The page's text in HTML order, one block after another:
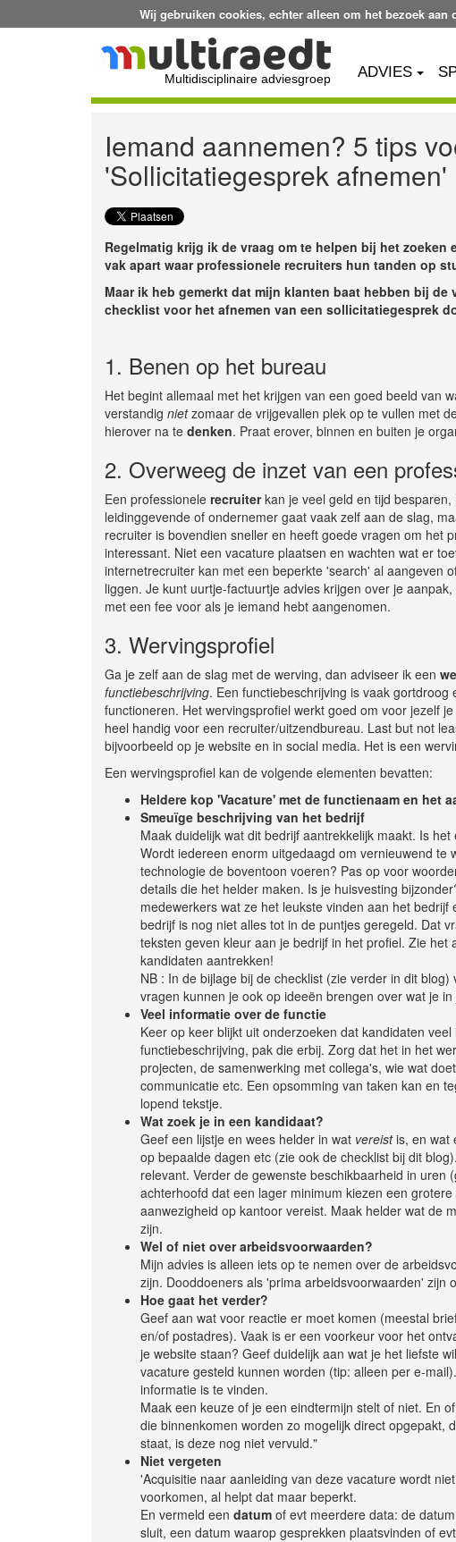
Wij gebruiken cookies, echter alleen om het bezoek
Multidisciplinaire adviesgroep ADVIES
Iemand aannemen? 5 tips
'Sollicitatiegesprek afnemen'
Regelmatig krijg ik de vraag om te helpen bij het zoeken
vak apart waar professionele recruiters hun tanden op
Maar ik heb gemerkt dat mijn klanten baat hebben bij
checklist voor het afnemen van een sollicitatiegesprek
1. Benen op het bureau
Het begint allemaal met het krijgen van een goed beeld van
verstandig nietzomaar de vrijgevallen plek op te vullen met
hierover na te denken. Praat erover, binnen en buiten je
2. Overweeg de inzet van een
Een professionele recruiterkan je veel geld en tijd
leidinggevende of ondernemer gaat vaak zelf aan de slag,
recruiter is bovendien sneller en heeft goede vragen om het
interessant. Niet een vacature plaatsen en wachten wat er
internetrecruiter kan met een beperkte 'search' al aangeven
liggen. Je kunt uurtje-factuurtje advies krijgen over je
met een fee voor als je iemand hebt aangenomen.
3. Wervingsprofiel
Ga je zelf aan de slag met de werving, dan adviseer ik een
functiebeschrijving. Een functiebeschrijving is vaak
functioneren. Het wervingsprofiel werkt goed om voor jezelf
heel handig voor een recruiter/uitzendbureau. Last but not
bijvoorbeeld op je website en in social media. Het is een
Een wervingsprofiel kan de volgende elementen bevatten:
Heldere kop 'Vacature' met de functienaam en het
Smeuïge beschrijving van het bedrijf
Maak duidelijk wat dit bedrijf aantrekkelijk maakt. Is
Wordt iedereen enorm uitgedaagd om vernieuwend
technologie de boventoon voeren? Pas op voor
details die het helder maken. Is je huisvesting
medewerkers wat ze het leukste vinden aan het
bedrijf is nog niet alles tot in de puntjes geregeld. Dat
teksten geven kleur aan je bedrijf in het profiel. Zie
kandidaten aantrekken!
NB : In de bijlage bij de checklist (zie verder in dit
vragen kunnen je ook op ideeën brengen over wat je
Veel informatie over de functie
Keer op keer blijkt uit onderzoeken dat kandidaten
functiebeschrijving, pak die erbij. Zorg dat het in het
projecten, de samenwerking met collega's, wie wat
communicatie etc. Een opsomming van taken kan en
lopend tekstje.
Wat zoek je in een kandidaat?
Geef een lijstje en wees helder in wat vereistis, en wat
op bepaalde dagen etc (zie ook de checklist bij dit
relevant. Verder de gewenste beschikbaarheid in
achterhoofd dat een lager minimum kiezen een
aanwezigheid op kantoor vereist. Maak helder wat de
zijn.
Wel of niet over arbeidsvoorwaarden?
Mijn advies is alleen iets op te nemen over de
zijn. Dooddoeners als 'prima arbeidsvoorwaarden' zijn
Hoe gaat het verder?
Geef aan wat voor reactie er moet komen (meestal
en/of postadres). Vaak is er een voorkeur voor het
je website staan? Geef duidelijk aan wat je het liefste
vacature gesteld kunnen worden (tip: alleen per e-
informatie is te vinden.
Maak een keuze of je een eindtermijn stelt of niet. En
die binnenkomen worden zo mogelijk direct opgepakt,
staat, is deze nog niet vervuld."
Niet vergeten
'Acquisitie naar aanleiding van deze vacature wordt
voorkomen, al helpt dat maar beperkt.
En vermeld een datum of evt meerdere data: de
sluit, een datum waarop gesprekken plaatsvinden of